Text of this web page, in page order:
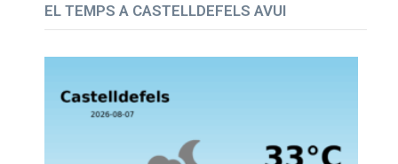
EL TEMPS A CASTELLDEFELS AVUI